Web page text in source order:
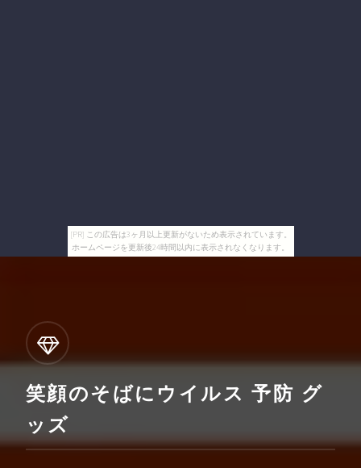
[PR] この広告は3ヶ月以上更新がないため表示されています。
ホームページを更新後24時間以内に表示されなくなります。
笑顔のそばにウイルス 予防 グ
ッズ